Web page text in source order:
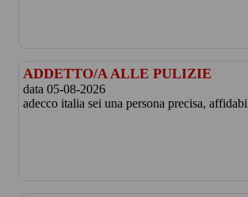
ADDETTO/A ALLE PULIZIE
data 05-08-2026
adecco italia sei una persona precisa,